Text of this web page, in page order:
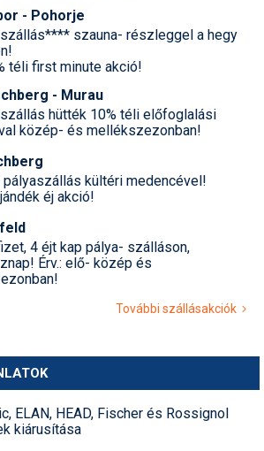
- Pohorje
szauna- részleggel a hegy
téli first minute akció!
- Murau
hütték 10% téli előfoglalási
közép- és mellékszezonban!
pályaszállás kültéri medencével!
éj akció!
4 éjt kap pálya- szálláson,
Érv.: elő- közép és
További szállásakciók
ELAN, HEAD, Fischer és Rossignol
kiárusítása